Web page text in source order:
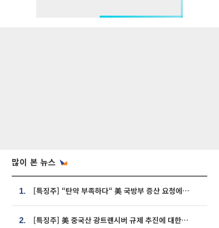
많이 본 뉴스
1. [특징주] “탄약 부족하다“ 美 국방부 증산 요청에⋯국내 방산주 급등세
2. [특징주] 美 중국산 광트랜시버 규제 추진에 대한광통신 등 광통신株 강세